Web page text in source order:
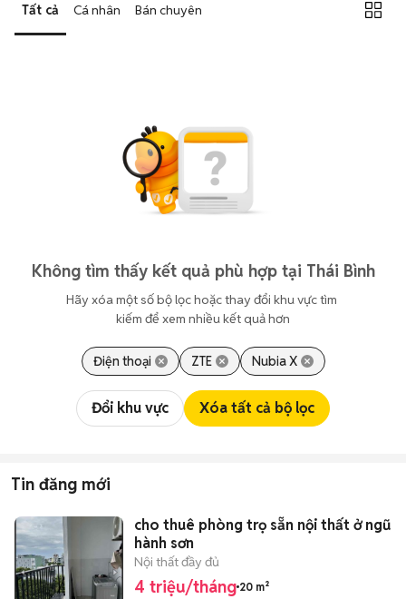
Tất cả Cá nhân Bán chuyên
Không tìm thấy kết quả phù hợp tại Thái Bình
Hãy xóa một số bộ lọc hoặc thay đổi khu vực tìm
kiếm để xem nhiều kết quả hơn
Điện thoại ZTE Nubia X
Đổi khu vực Xóa tất cả bộ lọc
Tin đăng mới
cho thuê phòng trọ sẵn nội thất ở ngũ
hành sơn
Nội thất đầy đủ
4 triệu/tháng 20 m²